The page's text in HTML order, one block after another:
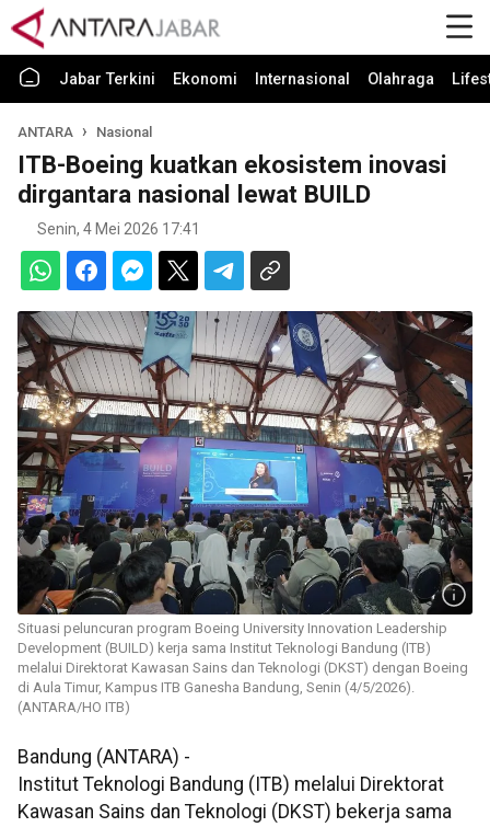
Jabar Terkini Ekonomi Internasional Olahraga
ANTARA Nasional
ITB-Boeing kuatkan ekosistem inovasi
dirgantara nasional lewat BUILD
Senin, 4 Mei 2026 17:41
Situasi peluncuran program Boeing University Innovation Leadership
Development (BUILD) kerja sama Institut Teknologi Bandung (ITB)
melalui Direktorat Kawasan Sains dan Teknologi (DKST) dengan Boeing
di Aula Timur, Kampus ITB Ganesha Bandung, Senin (4/5/2026).
(ANTARA/HO ITB)
Bandung (ANTARA) -
Institut Teknologi Bandung (ITB) melalui Direktorat
Kawasan Sains dan Teknologi (DKST) bekerja sama